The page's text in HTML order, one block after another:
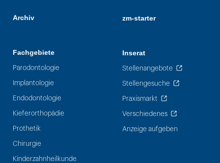
Archiv
Fachgebiete
Parodontologie
Implantologie
Endodontologie
Kieferorthopädie
Prothetik
Chirurgie
Kinderzahnheilkunde
zm-starter
Inserat
Stellenangebote
Stellengesuche
Praxismarkt
Verschiedenes
Anzeige aufgeben